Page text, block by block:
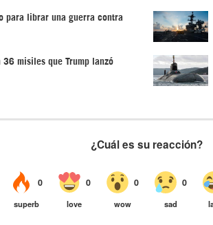
para librar una guerra contra
36 misiles que Trump lanzó